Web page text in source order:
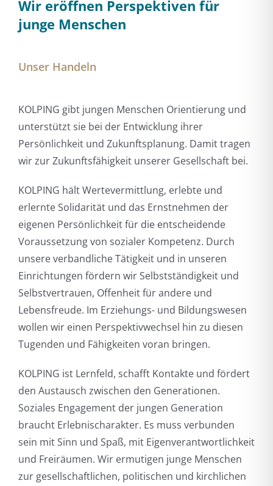
Wir eröffnen Perspektiven für
junge Menschen
Unser Handeln
KOLPING gibt jungen Menschen Orientierung und
unterstützt sie bei der Entwicklung ihrer
Persönlichkeit und Zukunftsplanung. Damit tragen
wir zur Zukunftsfähigkeit unserer Gesellschaft bei.
KOLPING hält Wertevermittlung, erlebte und
erlernte Solidarität und das Ernstnehmen der
eigenen Persönlichkeit für die entscheidende
Voraussetzung von sozialer Kompetenz. Durch
unsere verbandliche Tätigkeit und in unseren
Einrichtungen fördern wir Selbstständigkeit und
Selbstvertrauen, Offenheit für andere und
Lebensfreude. Im Erziehungs- und Bildungswesen
wollen wir einen Perspektivwechsel hin zu diesen
Tugenden und Fähigkeiten voran bringen.
KOLPING ist Lernfeld, schafft Kontakte und fördert
den Austausch zwischen den Generationen.
Soziales Engagement der jungen Generation
braucht Erlebnischarakter. Es muss verbunden
sein mit Sinn und Spaß, mit Eigenverantwortlichkeit
und Freiräumen. Wir ermutigen junge Menschen
zur gesellschaftlichen, politischen und kirchlichen